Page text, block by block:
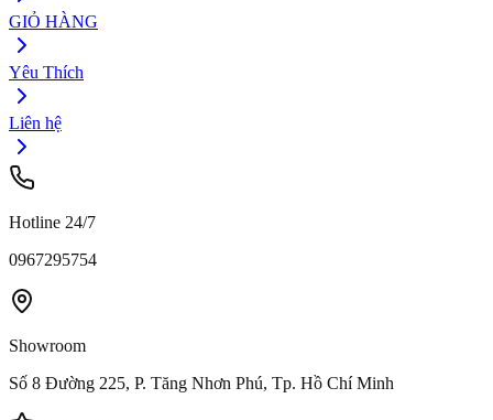
GIỎ HÀNG
Yêu Thích
Liên hệ
Hotline 24/7
0967295754
Showroom
Số 8 Đường 225, P. Tăng Nhơn Phú, Tp. Hồ Chí Minh